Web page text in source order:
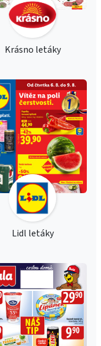
Krásno letáky
Lidl letáky